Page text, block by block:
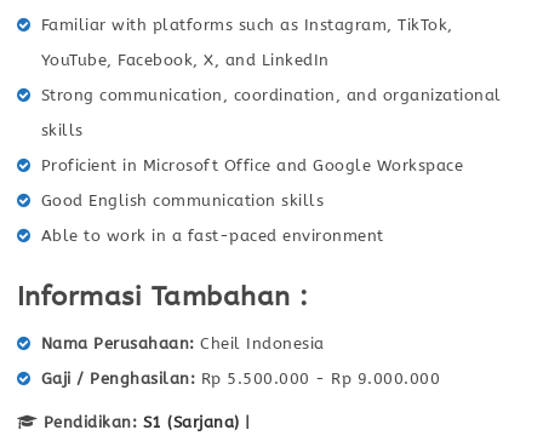
Familiar with platforms such as Instagram, TikTok,
YouTube, Facebook, X, and LinkedIn
Strong communication, coordination, and organizational
skills
Proficient in Microsoft Office and Google Workspace
Good English communication skills
Able to work in a fast-paced environment
Informasi Tambahan :
Nama Perusahaan
Cheil Indonesia
Gaji / Penghasilan
Rp 5.500.000 - Rp 9.000.000
Pendidikan: S1 (Sarjana)